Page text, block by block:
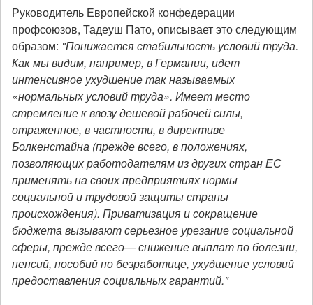
Руководитель Европейской конфедерации
профсоюзов, Тадеуш Пато, описывает это следующим
образом: "Понижается стабильность условий труда.
Как мы видим, например, в Германии, идет
интенсивное ухудшение так называемых
«нормальных условий труда». Имеет место
стремление к ввозу дешевой рабочей силы,
отраженное, в частности, в директиве
Болкенстайна (прежде всего, в положениях,
позволяющих работодателям из других стран ЕС
применять на своих предприятиях нормы
социальной и трудовой защиты страны
происхождения). Приватизация и сокращение
бюджета вызывают серьезное урезание социальной
сферы, прежде всего— снижение выплат по болезни,
пенсий, пособий по безработице, ухудшение условий
предоставления социальных гарантий."